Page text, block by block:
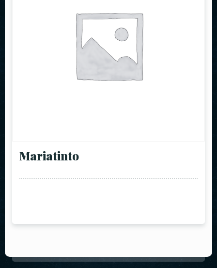
Mariatinto